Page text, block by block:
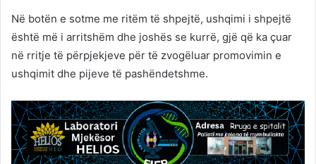
Në botën e sotme me ritëm të shpejtë, ushqimi i shpejtë
është më i arritshëm dhe joshës se kurrë, gjë që ka çuar
në rritje të përpjekjeve për të zvogëluar promovimin e
ushqimit dhe pijeve të pashëndetshme.